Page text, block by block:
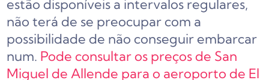
estão disponíveis a intervalos regulares,
não terá de se preocupar com a
possibilidade de não conseguir embarcar
num. Pode consultar os preços de San
Miguel de Allende para o aeroporto de El